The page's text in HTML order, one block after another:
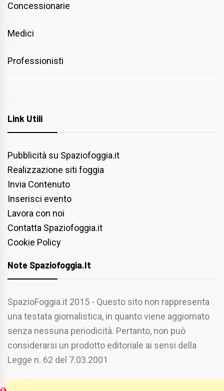
Concessionarie
Medici
Professionisti
Link Utili
Pubblicità su Spaziofoggia.it
Realizzazione siti foggia
Invia Contenuto
Inserisci evento
Lavora con noi
Contatta Spaziofoggia.it
Cookie Policy
Note Spaziofoggia.it
SpazioFoggia.it 2015 - Questo sito non rappresenta
una testata giornalistica, in quanto viene aggiornato
senza nessuna periodicità. Pertanto, non può
considerarsi un prodotto editoriale ai sensi della
Legge n. 62 del 7.03.2001
Chi Siamo